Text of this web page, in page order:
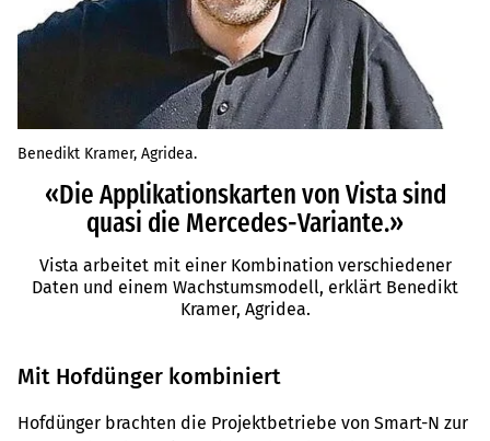
Benedikt Kramer, Agridea.
«Die Applikationskarten von Vista sind
quasi die Mercedes-Variante.»
Vista arbeitet mit einer Kombination verschiedener
Daten und einem Wachstumsmodell, erklärt Benedikt
Kramer, Agridea.
Mit Hofdünger kombiniert
Hofdünger brachten die Projektbetriebe von Smart-N zur